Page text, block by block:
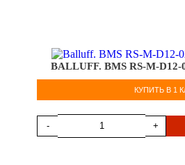
BALLUFF. BMS RS-M-
КУПИТЬ В 1
- +